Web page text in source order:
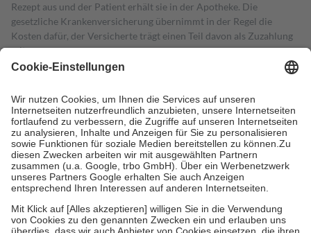
Rezept aus und der Patient erhält sie in der Apotheke. Die
gesetzliche Krankenversicherung übernimmt in der Regel die
Kosten dafür, der Versicherte trägt einen Teil davon als Zuzahlung
mit.
Grundsätzlich leisten Mitglieder Zuzahlungen in Höhe von zehn
höchstens zehn Euro.
Es sind jedoch nie mehr als die tatsächlichen
Kosten der Leistung zu entrichten.
Diese Regeln gelten grundsätzlich auch für Online-Apotheken.
Bei Heilmitteln und häuslicher Krankenpflege beträgt die
Zuzahlung zehn Prozent der Kosten sowie zehn Euro je
Verordnung.
Um das Engagement der Versicherten für ihre eigene Gesundheit zu
stärken und die besondere Stellung der Familie zu unterstützen,
fallenkeine Zuzahlungenan bei:
• Kindern und Jugendlichen bis zum vollendeten 18. Lebensjahr